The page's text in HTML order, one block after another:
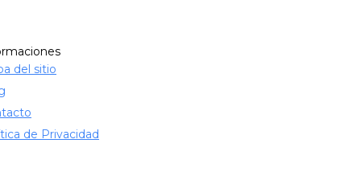
del sitio
de Privacidad